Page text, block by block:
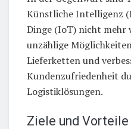
Künstliche Intelligenz
Dinge (IoT) nicht mehr
unzählige
Lieferketten und
Kundenzufriedenheit
Logistiklösungen.
Ziele und